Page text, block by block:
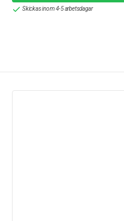
Skickas inom 4-5 arbetsdagar